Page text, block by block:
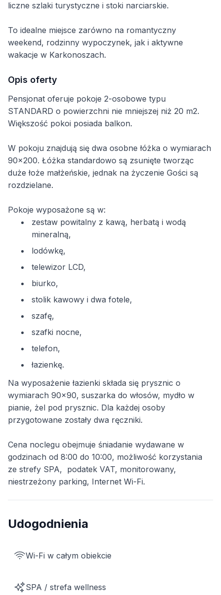
liczne szlaki turystyczne i stoki narciarskie.
To idealne miejsce zarówno na romantyczny
weekend, rodzinny wypoczynek, jak i aktywne
wakacje w Karkonoszach.
Opis oferty
Pensjonat oferuje pokoje 2-osobowe typu
STANDARD o powierzchni nie mniejszej niż 20 m2.
Większość pokoi posiada balkon.
W pokoju znajdują się dwa osobne łóżka o wymiarach
90x200. Łóżka standardowo są zsunięte tworząc
duże łoże małżeńskie, jednak na życzenie Gości są
rozdzielane.
Pokoje wyposażone są w:
zestaw powitalny z kawą, herbatą i wodą
mineralną,
lodówkę,
telewizor LCD,
biurko,
stolik kawowy i dwa fotele,
szafę,
szafki nocne,
telefon,
łazienkę.
Na wyposażenie łazienki składa się prysznic o
wymiarach 90x90, suszarka do włosów, mydło w
pianie, żel pod prysznic. Dla każdej osoby
przygotowane zostały dwa ręczniki.
Cena noclegu obejmuje śniadanie wydawane w
godzinach od 8:00 do 10:00, możliwość korzystania
ze strefy SPA, podatek VAT, monitorowany,
niestrzeżony parking, Internet Wi-Fi.
Udogodnienia
Wi-Fi w całym obiekcie
SPA / strefa wellness